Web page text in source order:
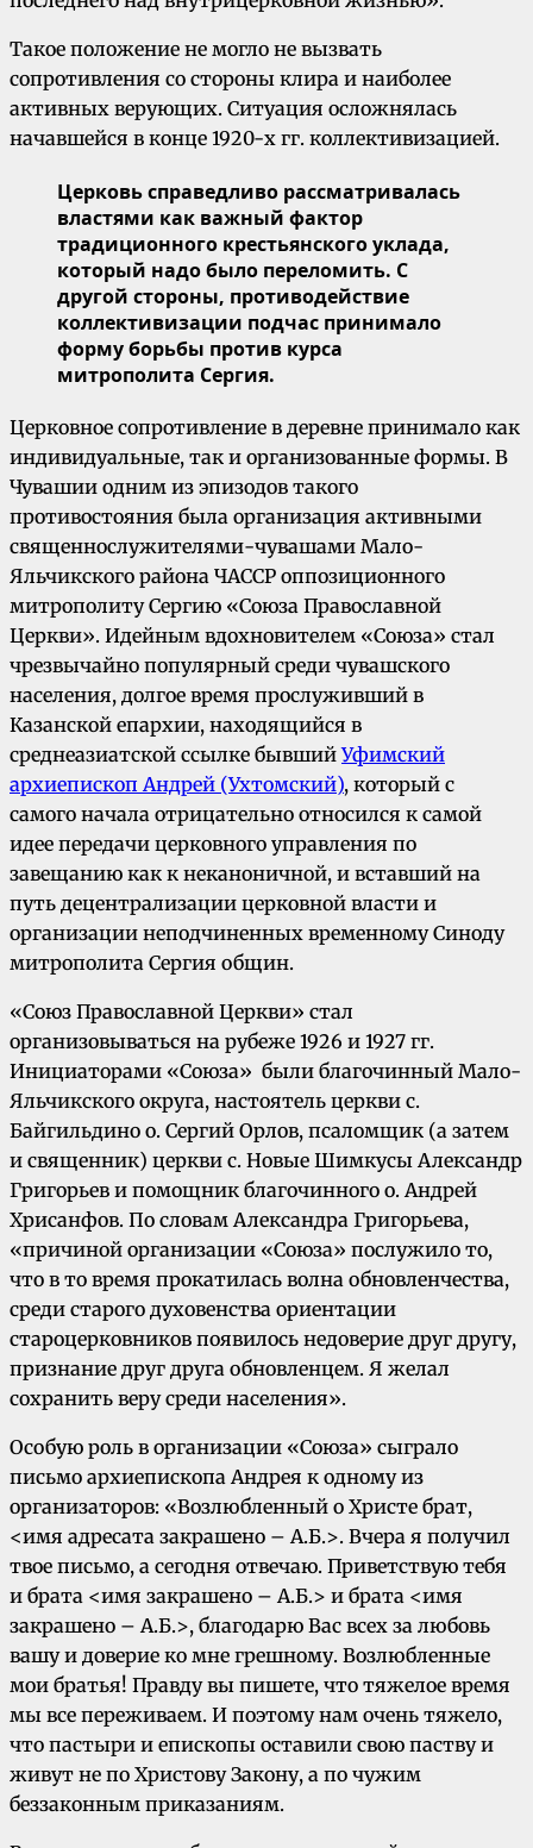
Такое положение не могло не вызвать
сопротивления со стороны клира и наиболее
активных верующих. Ситуация осложнялась
начавшейся в конце 1920-х гг. коллективизацией.
Церковь справедливо рассматривалась
властями как важный фактор
традиционного крестьянского уклада,
который надо было переломить. С
другой стороны, противодействие
коллективизации подчас принимало
форму борьбы против курса
митрополита Сергия.
Церковное сопротивление в деревне принимало как
индивидуальные, так и организованные формы. В
Чувашии одним из эпизодов такого
противостояния была организация активными
священнослужителями-чувашами Мало-
Яльчикского района ЧАССР оппозиционного
митрополиту Сергию «Союза Православной
Церкви». Идейным вдохновителем «Союза» стал
чрезвычайно популярный среди чувашского
населения, долгое время прослуживший в
Казанской епархии, находящийся в
среднеазиатской ссылке бывшийУфимский
архиепископ Андрей (Ухтомский), который с
самого начала отрицательно относился к самой
идее передачи церковного управления по
завещанию как к неканоничной, и вставший на
путь децентрализации церковной власти и
организации неподчиненных временному Синоду
митрополита Сергия общин.
«Союз Православной Церкви» стал
организовываться на рубеже 1926 и 1927 гг.
Инициаторами «Союза» были благочинный Мало-
Яльчикского округа, настоятель церкви с.
Байгильдино о. Сергий Орлов, псаломщик (а затем
и священник) церкви с. Новые Шимкусы Александр
Григорьев и помощник благочинного о. Андрей
Хрисанфов. По словам Александра Григорьева,
«причиной организации «Союза» послужило то,
что в то время прокатилась волна обновленчества,
среди старого духовенства ориентации
староцерковников появилось недоверие друг другу,
признание друг друга обновленцем. Я желал
сохранить веру среди населения».
Особую роль в организации «Союза» сыграло
письмо архиепископа Андрея к одному из
организаторов: «Возлюбленный о Христе брат,
<имя адресата закрашено – А.Б.>. Вчера я получил
твое письмо, а сегодня отвечаю. Приветствую тебя
и брата <имя закрашено – А.Б.> и брата <имя
закрашено – А.Б.>, благодарю Вас всех за любовь
вашу и доверие ко мне грешному. Возлюбленные
мои братья! Правду вы пишете, что тяжелое время
мы все переживаем. И поэтому нам очень тяжело,
что пастыри и епископы оставили свою паству и
живут не по Христову Закону, а по чужим
беззаконным приказаниям.